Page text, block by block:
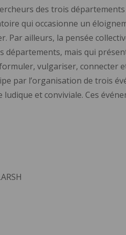
des trois départements
qui occasionne un
ailleurs, la pensée
mais qui
vulgariser, connecter
par l’organisation de trois
et conviviale. Ces